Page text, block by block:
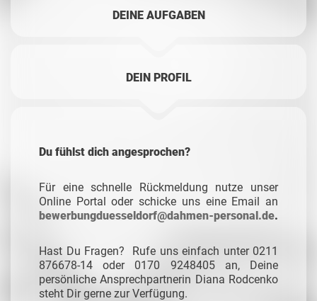
DEINE AUFGABEN
DEIN PROFIL
Du fühlst dich angesprochen?
Für eine schnelle Rückmeldung nutze unser
Online Portal oder schicke uns eine Email an
bewerbungduesseldorf@dahmen-personal.de.
Hast Du Fragen? Rufe uns einfach unter 0211
876678-14 oder 0170 9248405 an, Deine
persönliche Ansprechpartnerin Diana Rodcenko
steht Dir gerne zur Verfügung.